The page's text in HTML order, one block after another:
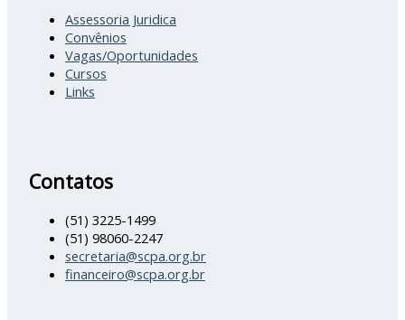
Assessoria Juridica
Convênios
Vagas/Oportunidades
Cursos
Links
Contatos
(51) 3225-1499
(51) 98060-2247
secretaria@scpa.org.br
financeiro@scpa.org.br